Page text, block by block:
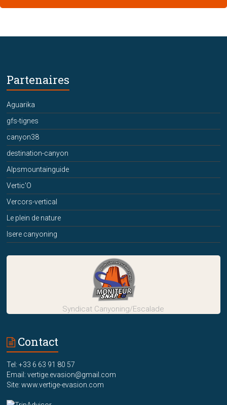
Partenaires
Aguarika
gfs-tignes
canyon38
destination-canyon
Alpsmountainguide
Vertic'O
Vercors-vertical
Le plein de nature
Isere canyoning
Syndicat Canyoning/Escalade
Contact
Tel: +33 6 63 91 80 57
Email: vertige.evasion@gmail.com
Site: www.vertige-evasion.com